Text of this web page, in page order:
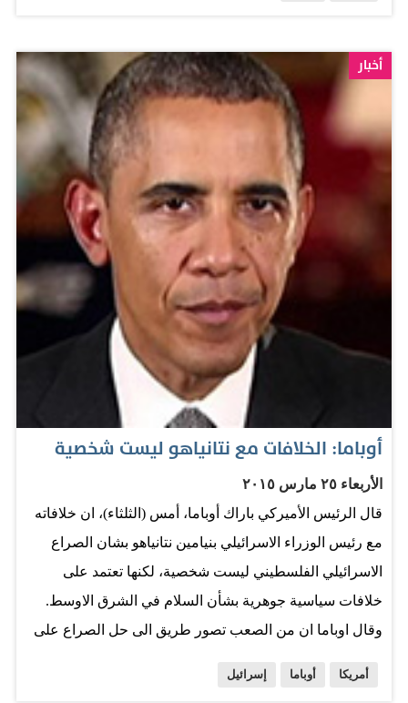
أنه يمثل تهديدا وشيكا متقدما على بوتين (25 بالمئة) الذي اتهم
بالعدوان على أوكرانيا والأسد (23 بالمئة) الذي تقول حكومات
غربية إنه استخدم غاز الكلور والبراميل المتفجرة ضد شعبه.
وقال باري غلاسنر عالم الاجتماع ومؤلف كتاب (ثقافة الخوف:
لماذا يخاف الأميركيون من الأشياء الخاطئة) إنه بالنظر إلى
مستوى الاستقطاب في السياسة الأميركية لم تكن هذه النتائج
مفاجئة. وأجرى الاستطلاع في الفترة بين 16 و24 مارس
وتضمن استطلاع آراء 1083 ديمقراطيا و1059 جمهوريا. واعتبر
27 % من الجمهوريين الذين جرى استطلاع رأيهم الحزب
من الديمقراطيين الحزب الجمهوري تهديدا وشيكا. والناس
الذين جرى استطلاع رأيهم كانوا يشعرون بالقلق خاصة من
المئة من المشاركين متشددي تنظيم الدولة "داعش" تهديدا
أخبار
أوباما: الخلافات مع نتانياهو ليست شخصية
الأربعاء ٢٥ مارس ٢٠١٥
قال الرئيس الأميركي باراك أوباما، أمس (الثلثاء)، ان خلافاته
مع رئيس الوزراء الاسرائيلي بنيامين نتانياهو بشان الصراع
الاسرائيلي الفلسطيني ليست شخصية، لكنها تعتمد على
خلافات سياسية جوهرية بشأن السلام في الشرق الاوسط.
وقال اوباما ان من الصعب تصور طريق الى حل الصراع على
أمريكا أوباما إسرائيل